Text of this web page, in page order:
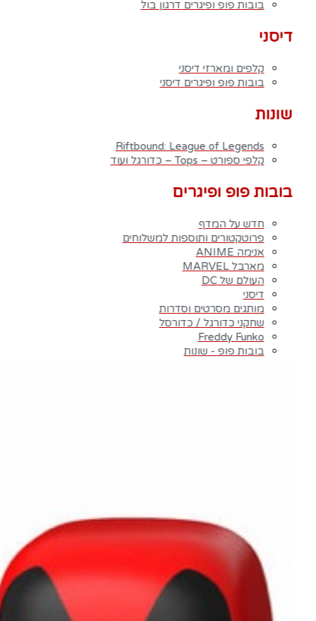
בובות פופ ופיגרים דרגון בול
דיסני
קלפים ומארזי דיסני
בובות פופ ופיגרים דיסני
שונות
Riftbound: League of Legends
קלפי ספורט – Tops – כדורגל ועוד
בובות פופ ופיגרים
חדש על המדף
פרוטקטורים ותוספות למשלוחים
אנימה ANIME
מארבל MARVEL
העולם של DC
דיסני
מותגים מסרטים וסדרות
שחקני כדורגל / כדורסל
Freddy Funko
בובות פופ - שונות
פרוטקטורים ותוספות למשלוחים
וואן פיס – One Piece
פוקימון – POKEMON
נארוטו – NARUTO
יו גי הו – Yu Gi Oh
דימון סלייר – Demon Slayer
Hunter X Hunter
JUJUTSU KAISEN
BLEACH – בליץ'
תלתן שחור – Black Clover
אנימה שונות
DC דיסי – לחץ כאן לצפייה בכל הפופים
BATMAN COMICS
BATMAN THE MOVIE
הג׳וקר – THE JOKER
הארלי קווין – Harley Quinn
סופרמן – SUPERMAN
וואנדרוומן – WONDER-WOMAN
קפטן אמריקה – Captain America
טור – THOR
לוקי – LOKI
הענק הירוק – HULK
דד פול – DeadPool
Scarlet witch / VISION
אקס מן X-MAN
הפנטר השחור – Black Panther